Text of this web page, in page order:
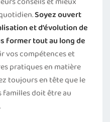
Soyez ouvert
et d’évolution de
former tout au long de
vos compétences et
pratiques en matière
toujours en tête que le
familles doit être au